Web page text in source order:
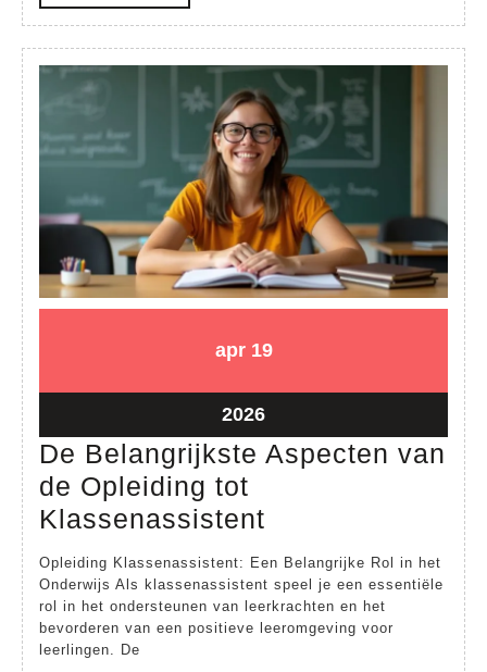
in
de
Zorg
MORE
apr19
2026
1919
202619
april
2026
De Belangrijkste Aspecten van
de Opleiding tot
Klassenassistent
Belangrijkste
Aspecten
van
Opleiding Klassenassistent: Een Belangrijke Rol in het
Onderwijs Als klassenassistent speel je een essentiële
rol in het ondersteunen van leerkrachten en het
bevorderen van een positieve leeromgeving voor
leerlingen. De